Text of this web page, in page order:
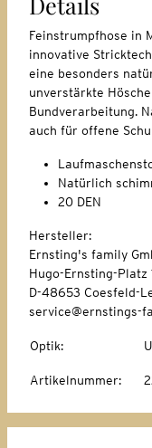
Feinstrumpfhose in
innovative
eine besonders
unverstärkte
Bundverarbeitung.
auch für offene
Natürlich
20 DEN
Hersteller:
Ernsting's family
Hugo-Ernsting-Platz
D-48653 Coesfeld-
service@ernstings-
Optik:
Artikelnummer: